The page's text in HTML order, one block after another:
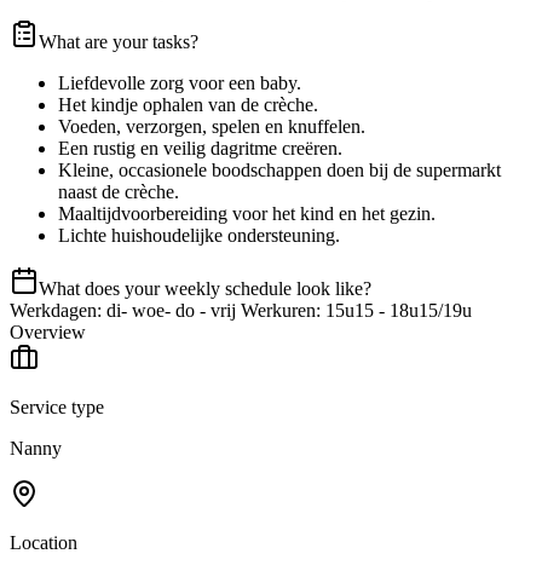
What are your tasks?
Liefdevolle zorg voor een baby.
Het kindje ophalen van de crèche.
Voeden, verzorgen, spelen en knuffelen.
Een rustig en veilig dagritme creëren.
Kleine, occasionele boodschappen doen bij de supermarkt
naast de crèche.
Maaltijdvoorbereiding voor het kind en het gezin.
Lichte huishoudelijke ondersteuning.
What does your weekly schedule look like?
Werkdagen: di- woe- do - vrij Werkuren: 15u15 - 18u15/19u
Overview
Service type
Nanny
Location